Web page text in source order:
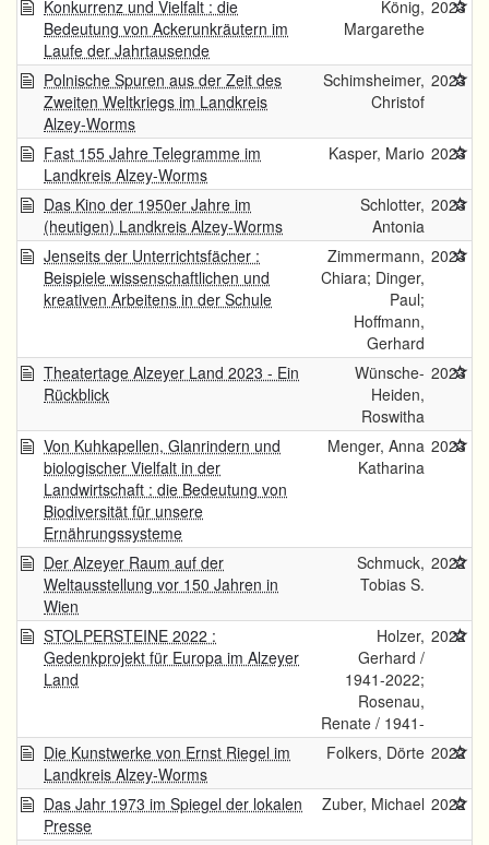
Konkurrenz und Vielfalt : die
Bedeutung von Ackerunkräutern im
Laufe der Jahrtausende
König,
Margarethe
2023
Polnische Spuren aus der Zeit des
Zweiten Weltkriegs im Landkreis
Alzey-Worms
Schimsheimer,
Christof
2023
Fast 155 Jahre Telegramme im
Landkreis Alzey-Worms
Kasper, Mario 2023
Das Kino der 1950er Jahre im
(heutigen) Landkreis Alzey-Worms
Schlotter,
Antonia
2023
Jenseits der Unterrichtsfächer :
Beispiele wissenschaftlichen und
kreativen Arbeitens in der Schule
Zimmermann,
Chiara; Dinger,
Paul;
Hoffmann,
Gerhard
2023
Theatertage Alzeyer Land 2023 - Ein
Rückblick
Wünsche-
Heiden,
Roswitha
2023
Von Kuhkapellen, Glanrindern und
biologischer Vielfalt in der
Landwirtschaft : die Bedeutung von
Biodiversität für unsere
Ernährungssysteme
Menger, Anna
Katharina
2023
Der Alzeyer Raum auf der
Weltausstellung vor 150 Jahren in
Wien
Schmuck,
Tobias S.
2022
STOLPERSTEINE 2022 :
Gedenkprojekt für Europa im Alzeyer
Land
Holzer,
Gerhard /
1941-2022;
Rosenau,
Renate / 1941-
2022
Die Kunstwerke von Ernst Riegel im
Landkreis Alzey-Worms
Folkers, Dörte 2022
Das Jahr 1973 im Spiegel der lokalen
Presse
Zuber, Michael 2022